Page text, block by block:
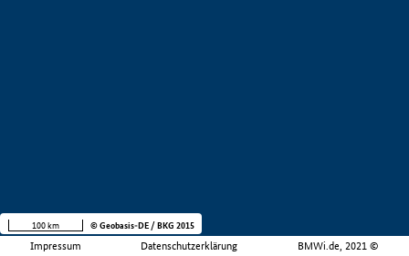
Impressum Datenschutzerklärung BMWi.de, 2021 ©
100 km © Geobasis-DE / BKG 2015